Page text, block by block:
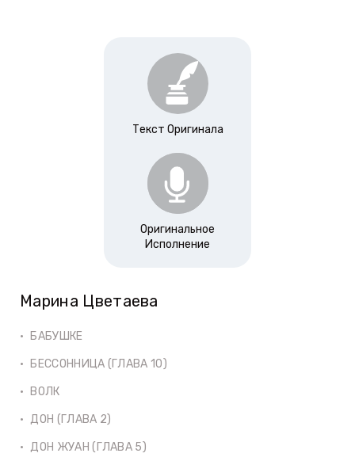
Марина Цветаева
БАБУШКЕ
БЕССОННИЦА (ГЛАВА 10)
ВОЛК
ДОН (ГЛАВА 2)
ДОН ЖУАН (ГЛАВА 5)
Текст Оригинала
Оригинальное
Исполнение